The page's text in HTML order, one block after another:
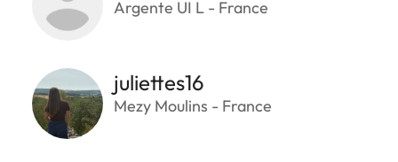
Argente UI L - France
juliettes16
Mezy Moulins - France